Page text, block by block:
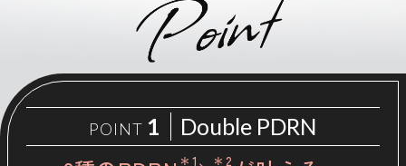
POINT 1 Double PDRN
＊1、＊2